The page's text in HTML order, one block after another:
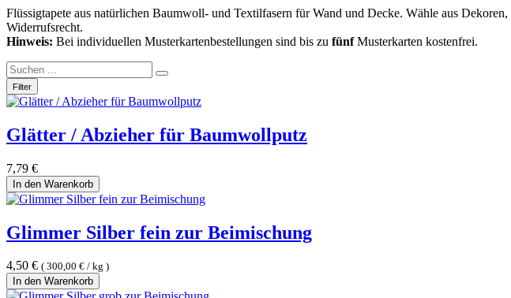
Flüssigtapete aus natürlichen Baumwoll- und Textilfasern für Wand und Decke. Wähle aus Dekoren,
Widerrufsrecht.
Hinweis: Bei individuellen Musterkartenbestellungen sind bis zu fünfMusterkarten kostenfrei.
Filter
Glätter / Abzieher für Baumwollputz
7,79 €
In den Warenkorb
Glimmer Silber fein zur Beimischung
4,50 € ( 300,00 € / kg )
In den Warenkorb